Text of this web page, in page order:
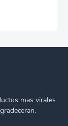
mas virales